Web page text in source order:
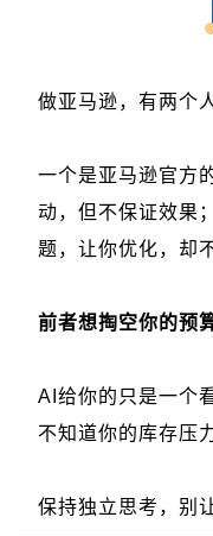
做亚马逊，有两个
一个是亚马逊官方
动，但不保证效果
题，让你优化，却
前者想掏空你的预
AI给你的只是一个
不知道你的库存压
保持独立思考，别